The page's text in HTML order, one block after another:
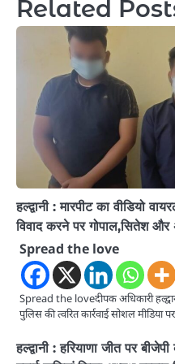
Related
हल्द्वानी : मारपीट का वीडियो
विवाद करने पर गोपाल,सितेश और
Spread the love
Spread the loveदीपक अधिकारी
पुलिस की त्वरित कार्रवाई सोशल मीडिया
हल्द्वानी : हरियाणा जीत पर